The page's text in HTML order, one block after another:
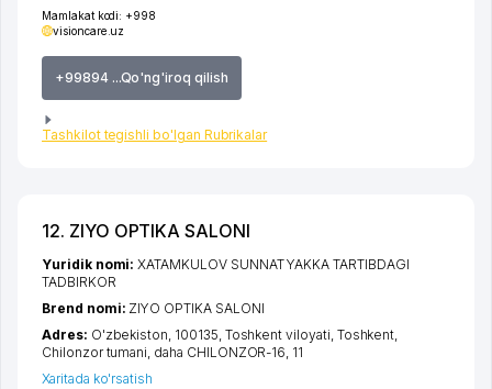
Mamlakat kodi: +998
visioncare.uz
+99894 ...Qo'ng'iroq qilish
Tashkilot tegishli bo'lgan Rubrikalar
12. ZIYO OPTIKA SALONI
Yuridik nomi:XATAMKULOV SUNNAT YAKKA TARTIBDAGI
TADBIRKOR
Brend nomi: ZIYO OPTIKA SALONI
Adres: O'zbekiston, 100135, Toshkent viloyati, Toshkent,
Chilonzor tumani, daha CHILONZOR-16, 11
Xaritada ko'rsatish